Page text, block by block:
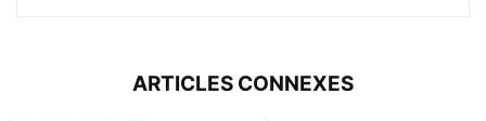
ARTICLES CONNEXES